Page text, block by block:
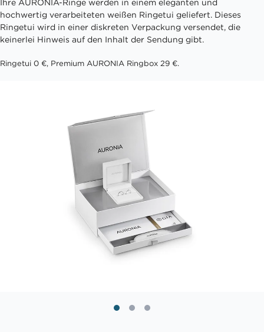
Ihre AURONIA-Ringe werden in einem eleganten und
hochwertig verarbeiteten weißen Ringetui geliefert. Dieses
Ringetui wird in einer diskreten Verpackung versendet, die
keinerlei Hinweis auf den Inhalt der Sendung gibt.
Ringetui 0 €, Premium AURONIA Ringbox 29 €.